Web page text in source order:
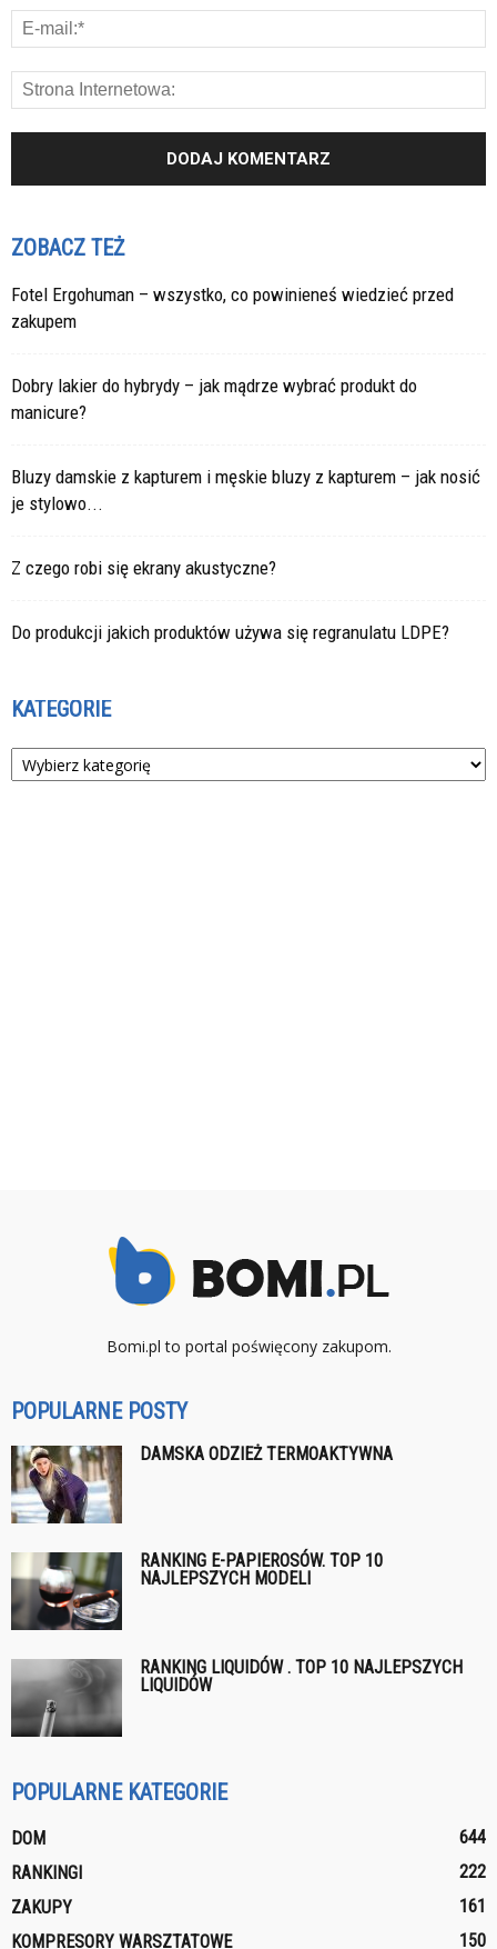
ZOBACZ TEŻ
Fotel Ergohuman – wszystko, co powinieneś wiedzieć przed
zakupem
Dobry lakier do hybrydy – jak mądrze wybrać produkt do
manicure?
Bluzy damskie z kapturem i męskie bluzy z kapturem – jak nosić
je stylowo...
Z czego robi się ekrany akustyczne?
Do produkcji jakich produktów używa się regranulatu LDPE?
KATEGORIE
Kategorie
Bomi.pl to portal poświęcony zakupom.
POPULARNE POSTY
DAMSKA ODZIEŻ TERMOAKTYWNA
RANKING E-PAPIEROSÓW. TOP 10
NAJLEPSZYCH MODELI
RANKING LIQUIDÓW . TOP 10 NAJLEPSZYCH
LIQUIDÓW
POPULARNE KATEGORIE
DOM
644
RANKINGI
222
ZAKUPY
161
KOMPRESORY WARSZTATOWE
150